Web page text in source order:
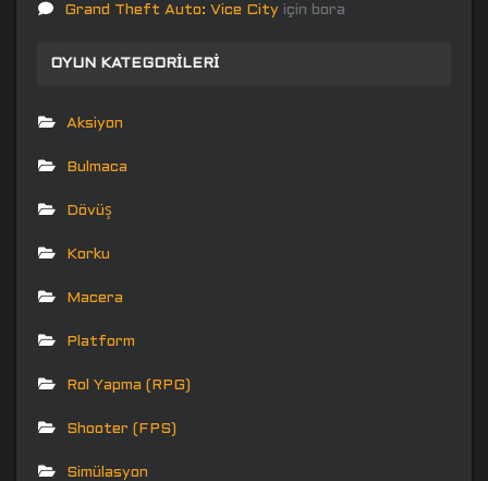
Grand Theft Auto: Vice City için bora
OYUN KATEGORILERI
Aksiyon
Bulmaca
Dövüş
Korku
Macera
Platform
Rol Yapma (RPG)
Shooter (FPS)
Simülasyon